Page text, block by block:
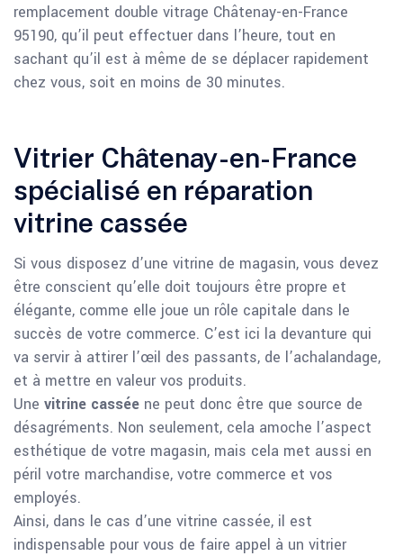
remplacement double vitrage Châtenay-en-France
95190, qu’il peut effectuer dans l’heure, tout en
sachant qu’il est à même de se déplacer rapidement
chez vous, soit en moins de 30 minutes.
Vitrier Châtenay-en-France
spécialisé en réparation
vitrine cassée
Si vous disposez d’une vitrine de magasin, vous devez
être conscient qu’elle doit toujours être propre et
élégante, comme elle joue un rôle capitale dans le
succès de votre commerce. C’est ici la devanture qui
va servir à attirer l’œil des passants, de l’achalandage,
et à mettre en valeur vos produits.
Une vitrine cassée ne peut donc être que source de
désagréments. Non seulement, cela amoche l’aspect
esthétique de votre magasin, mais cela met aussi en
péril votre marchandise, votre commerce et vos
employés.
Ainsi, dans le cas d’une vitrine cassée, il est
indispensable pour vous de faire appel à un vitrier